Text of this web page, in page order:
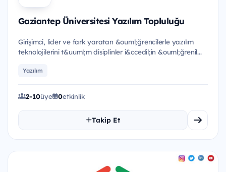
Gaziantep Üniversitesi Yazılım Topluluğu
Girişimci, lider ve fark yaratan &ouml;ğrencilerle yazılım
teknolojilerini t&uuml;m disiplinler i&ccedil;in &ouml;ğrenil...
Yazılım
2-10üye 0etkinlik
Takip Et